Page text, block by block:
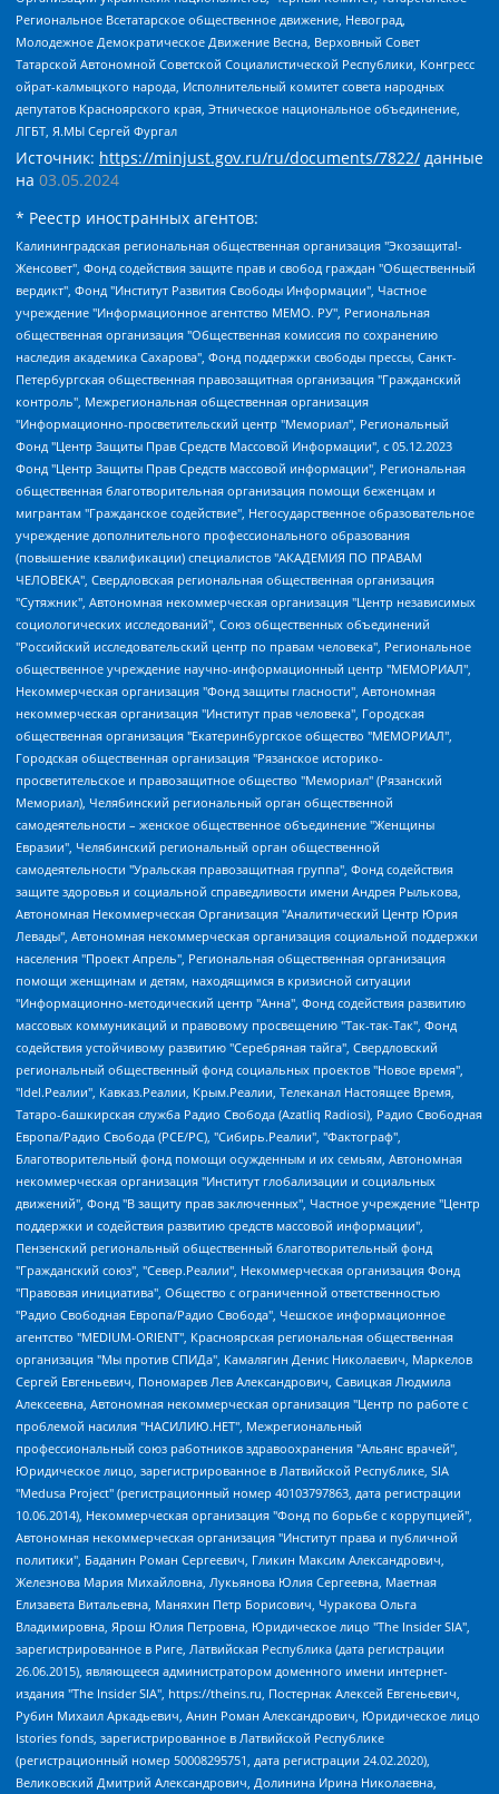
Региональное Всетатарское общественное движение, Невоград,
Молодежное Демократическое Движение Весна, Верховный Совет
Татарской Автономной Советской Социалистической Республики, Конгресс
ойрат-калмыцкого народа, Исполнительный комитет совета народных
депутатов Красноярского края, Этническое национальное объединение,
ЛГБТ, Я.МЫ Сергей Фургал
Источник: https://minjust.gov.ru/ru/documents/7822/ данные
на 03.05.2024
* Реестр иностранных агентов:
Калининградская региональная общественная организация "Экозащита!-Женсовет", Фонд содействия защите прав и свобод граждан "Общественный вердикт", Фонд "Институт Развития Свободы Информации", Частное учреждение "Информационное агентство МЕМО. РУ", Региональная общественная организация "Общественная комиссия по сохранению наследия академика Сахарова", Фонд поддержки свободы прессы, Санкт-Петербургская общественная правозащитная организация "Гражданский контроль", Межрегиональная общественная организация "Информационно-просветительский центр "Мемориал", Региональный Фонд "Центр Защиты Прав Средств Массовой Информации", с 05.12.2023 Фонд "Центр Защиты Прав Средств массовой информации", Региональная общественная благотворительная организация помощи беженцам и мигрантам "Гражданское содействие", Негосударственное образовательное учреждение дополнительного профессионального образования (повышение квалификации) специалистов "АКАДЕМИЯ ПО ПРАВАМ ЧЕЛОВЕКА", Свердловская региональная общественная организация "Сутяжник", Автономная некоммерческая организация "Центр независимых социологических исследований", Союз общественных объединений "Российский исследовательский центр по правам человека", Региональное общественное учреждение научно-информационный центр "МЕМОРИАЛ", Некоммерческая организация "Фонд защиты гласности", Автономная некоммерческая организация "Институт прав человека", Городская общественная организация "Екатеринбургское общество "МЕМОРИАЛ", Городская общественная организация "Рязанское историко-просветительское и правозащитное общество "Мемориал" (Рязанский Мемориал), Челябинский региональный орган общественной самодеятельности – женское общественное объединение "Женщины Евразии", Челябинский региональный орган общественной самодеятельности "Уральская правозащитная группа", Фонд содействия защите здоровья и социальной справедливости имени Андрея Рылькова, Автономная Некоммерческая Организация "Аналитический Центр Юрия Левады", Автономная некоммерческая организация социальной поддержки населения "Проект Апрель", Региональная общественная организация помощи женщинам и детям, находящимся в кризисной ситуации "Информационно-методический центр "Анна", Фонд содействия развитию массовых коммуникаций и правовому просвещению "Так-так-Так", Фонд содействия устойчивому развитию "Серебряная тайга", Свердловский региональный общественный фонд социальных проектов "Новое время", "Idel.Реалии", Кавказ.Реалии, Крым.Реалии, Телеканал Настоящее Время, Татаро-башкирская служба Радио Свобода (Azatliq Radiosi), Радио Свободная Европа/Радио Свобода (PCE/PC), "Сибирь.Реалии", "Фактограф", Благотворительный фонд помощи осужденным и их семьям, Автономная некоммерческая организация "Институт глобализации и социальных движений", Фонд "В защиту прав заключенных", Частное учреждение "Центр поддержки и содействия развитию средств массовой информации", Пензенский региональный общественный благотворительный фонд "Гражданский союз", "Север.Реалии", Некоммерческая организация Фонд "Правовая инициатива", Общество с ограниченной ответственностью "Радио Свободная Европа/Радио Свобода", Чешское информационное агентство "MEDIUM-ORIENT", Красноярская региональная общественная организация "Мы против СПИДа", Камалягин Денис Николаевич, Маркелов Сергей Евгеньевич, Пономарев Лев Александрович, Савицкая Людмила Алексеевна, Автономная некоммерческая организация "Центр по работе с проблемой насилия "НАСИЛИЮ.НЕТ", Межрегиональный профессиональный союз работников здравоохранения "Альянс врачей", Юридическое лицо, зарегистрированное в Латвийской Республике, SIA "Medusa Project" (регистрационный номер 40103797863, дата регистрации 10.06.2014), Некоммерческая организация "Фонд по борьбе с коррупцией", Автономная некоммерческая организация "Институт права и публичной политики", Баданин Роман Сергеевич, Гликин Максим Александрович, Железнова Мария Михайловна, Лукьянова Юлия Сергеевна, Маетная Елизавета Витальевна, Маняхин Петр Борисович, Чуракова Ольга Владимировна, Ярош Юлия Петровна, Юридическое лицо "The Insider SIA", зарегистрированное в Риге, Латвийская Республика (дата регистрации 26.06.2015), являющееся администратором доменного имени интернет-издания "The Insider SIA", https://theins.ru, Постернак Алексей Евгеньевич, Рубин Михаил Аркадьевич, Анин Роман Александрович, Юридическое лицо Istories fonds, зарегистрированное в Латвийской Республике (регистрационный номер 50008295751, дата регистрации 24.02.2020), Великовский Дмитрий Александрович, Долинина Ирина Николаевна, Мароховская Алеся Алексеевна, Шлейнов Роман Юрьевич, Шмагун Олеся Валентиновна, Общество с ограниченной ответственностью "Альтаир 2021", Общество с ограниченной ответственностью "Вега 2021", Общество с ограниченной ответственностью "Главный редактор 2021", Общество с ограниченной ответственностью "Ромашки монолит", Важенков Артем Валерьевич, Ивановская областная общественная организация "Центр гендерных исследований", Гурман Юрий Альбертович, Медиапроект "ОВД-Инфо", Егоров Владимир Владимирович, Жилинский Владимир Александрович, Общество с ограниченной ответственностью "ЗП", Иванова София Юрьевна, Карезина Инна Павловна, Кильтау Екатерина Викторовна, Петров Алексей Викторович, Пискунов Сергей Евгеньевич, Смирнов Сергей Сергеевич, Тихонов Михаил Сергеевич, Общество с ограниченной ответственностью "ЖУРНАЛИСТ-ИНОСТРАННЫЙ АГЕНТ", Арапова Галина Юрьевна, Вольтская Татьяна Анатольевна, Американская компания "Mason G.E.S. Anonymous Foundation" (США), являющаяся владельцем интернет-издания https://mnews.world/, Компания "Stichting Bellingcat", зарегистрированная в Нидерландах (дата регистрации 11.07.2018), Захаров Андрей Вячеславович, Клепиковская Екатерина Дмитриевна, Общество с ограниченной ответственностью "МЕМО", Перл Роман Александрович, Симонов Евгений Алексеевич, Соловьева Елена Анатольевна, Сотников Даниил Владимирович, Сурначева Елизавета Дмитриевна, Автономная некоммерческая организация по защите прав человека и информированию населения "Якутия – Наше Мнение", Общество с ограниченной ответственностью "Москоу диджитал медиа", с 26.01.2023 Общество с ограниченной ответственностью "Чайка Белые сады", Ветошкина Валерия Валерьевна, Заговора Максим Александрович, Межрегиональное общественное движение "Российская ЛГБТ - сеть", Оленичев Максим Владимирович, Павлов Иван Юрьевич, Скворцова Елена Сергеевна, Общество с ограниченной ответственностью "Как бы инагент", Кочетков Игорь Викторович, Общество с ограниченной ответственностью "Честные выборы", Еланчик Олег Александрович, Общество с ограниченной ответственностью "Нобелевский призыв", Гималова Регина Эмилевна, Григорьев Андрей Валерьевич, Григорьева Алина Александровна, Ассоциация по содействию защите прав призывников, альтернативнослужащих и военнослужащих "Правозащитная группа "Гражданин.Армия.Право", Хисамова Регина Фаритовна, Автономная некоммерческая организация по реализации социально-правовых программ "Лилит", Дальневосточное общественное движение "Маяк", Санкт-Петербургская ЛГБТ-инициативная группа "Выход", Инициативная группа ЛГБТ+ "Реверс", Алексеев Андрей Викторович, Бекбулатова Таисия Львовна, Беляев Иван Михайлович, Владыкина Елена Сергеевна, Гельман Марат Александрович, Никульшина Вероника Юрьевна, Толоконникова Надежда Андреевна, Шендерович Виктор Анатольевич, Общество с ограниченной ответственностью "Данное сообщение", Общество с ограниченной ответственностью Издательский дом "Новая глава", Айнбиндер Александра Александровна, Московский комьюнити-центр для ЛГБТ+инициатив, Благотворительный фонд развития филантропии, Deutsche Welle (Германия, Kurt-Schumacher-Strasse 3, 53113 Bonn), Борзунова Мария Михайловна, Воробьев Виктор Викторович, Голубева Анна Львовна, Константинова Алла Михайловна, Малкова Ирина Владимировна, Мурадов Мурад Абдулгалимович, Осетинская Елизавета Николаевна, Понасенков Евгений Николаевич, Ганапольский Матвей Юрьевич, Киселев Евгений Алексеевич, Борухович Ирина Григорьевна, Дремин Иван Тимофеевич, Дубровский Дмитрий Викторович, Красноярская региональная общественная организация поддержки и развития альтернативных образовательных технологий и межкультурных коммуникаций "ИНТЕРРА", Маяковская Екатерина Алексеевна, Фейгин Марк Захарович, Филимонов Андрей Викторович, Дзугкоева Регина Николаевна, Доброхотов Роман Александрович, Дудь Юрий Александрович, Елкин Сергей Владимирович, Кругликов Кирилл Игоревич, Сабунаева Мария Леонидовна, Семенов Алексей Владимирович, Шаинян Карен Багратович, Шульман Екатерина Михайловна, Асафьев Артур Валерьевич, Вахштайн Виктор Семенович, Венедиктов Алексей Алексеевич, Лушникова Екатерина Евгеньевна, Волков Леонид Михайлович, Невзоров Александр Глебович, Пархоменко Сергей Борисович, Сироткин Ярослав Николаевич, Кара-Мурза Владимир Владимирович, Баранова Наталья Владимировна, Гозман Леонид Яковлевич, Кагарлицкий Борис Юльевич, Климарев Михаил Валерьевич, Милов Владимир Станиславович, Автономная некоммерческая организация Краснодарский центр современного искусства "Типография", Моргенштерн Алишер Тагирович, Соболь Любовь Эдуардовна, Общество с ограниченной ответственностью "ЛИЗА НОРМ", Каспаров Гарри Кимович, Ходорковский Михаил Борисович, Общество с ограниченной ответственностью "Апрельские тезисы", Данилович Ирина Брониславовна, Кашин Олег Владимирович, Петров Николай Владимирович, Пивоваров Алексей Владимирович, Соколов Михаил Владимирович, Цветкова Юлия Владимировна, Чичваркин Евгений Александрович, Комитет против пыток/Команда против пыток, Общество с ограниченной ответственностью "Первый научный", Общество с ограниченной ответственностью "Вертолет и ко", Белоцерковская Вероника Борисовна, Кац Максим Евгеньевич, Лазарева Татьяна Юрьевна, Шаведдинов Руслан Табризович, Яшин Илья Валерьевич, Общество с ограниченной ответственностью "Иноагент ААВ", Алешковский Дмитрий Петрович, Альбац Евгения Марковна, Быков Дмитрий Львович, Галямина Юлия Евгеньевна, Лойко Сергей Леонидович, Мартынов Кирилл Константинович, Медведев Сергей Александрович, Крашенинников Федор Геннадиевич, Гордеева Катерина Вл